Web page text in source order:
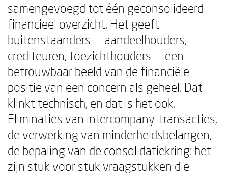
samengevoegd tot één geconsolideerd
financieel overzicht. Het geeft
buitenstaanders — aandeelhouders,
crediteuren, toezichthouders — een
betrouwbaar beeld van de financiële
positie van een concern als geheel. Dat
klinkt technisch, en dat is het ook.
Eliminaties van intercompany-transacties,
de verwerking van minderheidsbelangen,
de bepaling van de consolidatiekring: het
zijn stuk voor stuk vraagstukken die